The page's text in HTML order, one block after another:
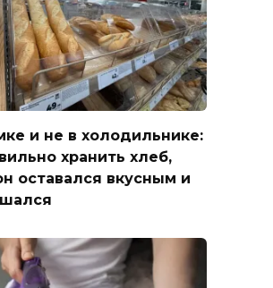
и не в холодильнике:
хранить хлеб,
оставался вкусным и